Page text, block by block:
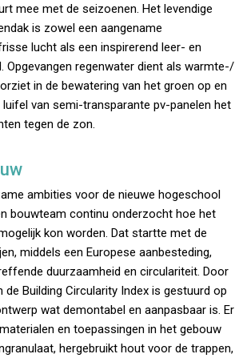
mee met de seizoenen. Het levendige
is zowel een aangename
lucht als een inspirerend leer- en
Opgevangen regenwater dient als warmte-/
in de bewatering van het groen op en
luifel van semi-transparante pv-panelen het
tegen de zon.
ambities voor de nieuwe hogeschool
bouwteam continu onderzocht hoe het
kon worden. Dat startte met de
middels een Europese aanbesteding,
duurzaamheid en circulariteit. Door
de Building Circularity Index is gestuurd op
wat demontabel en aanpasbaar is. Er
en toepassingen in het gebouw
hergebruikt hout voor de trappen,